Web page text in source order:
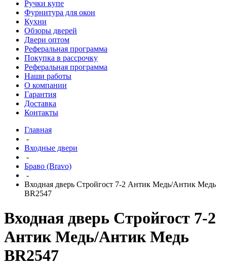
Ручки купе
Фурнитура для окон
Кухни
Обзоры дверей
Двери оптом
Реферальная программа
Покупка в рассрочку
Реферальная программа
Наши работы
О компании
Гарантия
Доставка
Контакты
Главная
-
Входные двери
-
Браво (Bravo)
-
Входная дверь Стройгост 7-2 Антик Медь/Антик Медь
BR2547
Входная дверь Стройгост 7-2
Антик Медь/Антик Медь
BR2547